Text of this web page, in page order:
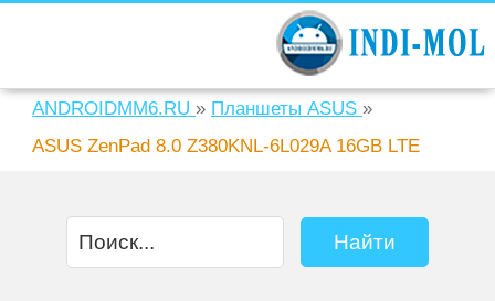
ANDROIDMM6.RU » Планшеты ASUS »
ASUS ZenPad 8.0 Z380KNL-6L029A 16GB LTE